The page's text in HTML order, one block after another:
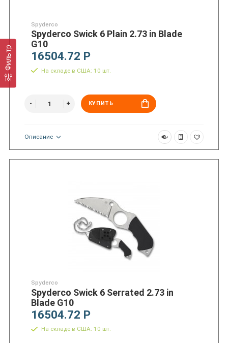
Фильтр
Spyderco
Spyderco Swick 6 Plain 2.73 in Blade
G10
16504.72 Р
На складе в США: 10 шт.
КУПИТЬ
Описание
Spyderco
Spyderco Swick 6 Serrated 2.73 in
Blade G10
16504.72 Р
На складе в США: 10 шт.